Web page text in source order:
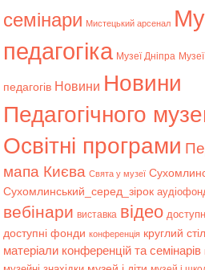
семінари Мистецький арсенал
педагогіка Музеї Дніпра
педагогів Новини Новини
Педагогічного
Освітні програми
мапа Києва Свята у музеї
Сухомлинський_серед_зірок
вебінари виставка відео
доступні фонди конференція круглий стіл
матеріали конференцій та семінарів